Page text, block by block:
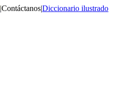
|Contáctanos|Diccionario ilustrado